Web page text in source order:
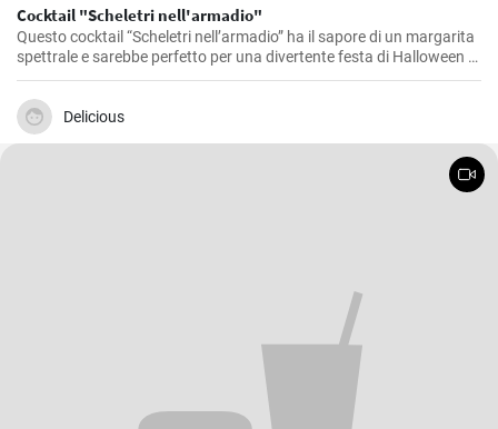
Cocktail "Scheletri nell'armadio"
Questo cocktail “Scheletri nell’armadio” ha il sapore di un margarita
spettrale e sarebbe perfetto per una divertente festa di Halloween o
da servire durante una maratona di film horror!
Delicious